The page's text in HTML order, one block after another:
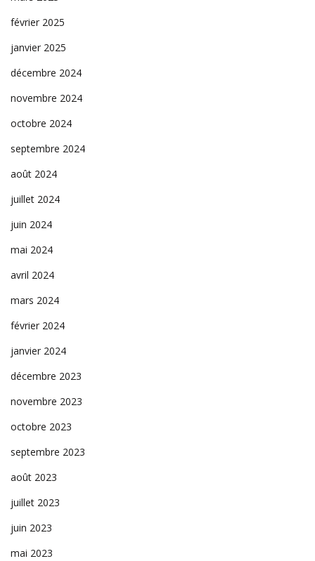
février 2025
janvier 2025
décembre 2024
novembre 2024
octobre 2024
septembre 2024
août 2024
juillet 2024
juin 2024
mai 2024
avril 2024
mars 2024
février 2024
janvier 2024
décembre 2023
novembre 2023
octobre 2023
septembre 2023
août 2023
juillet 2023
juin 2023
mai 2023